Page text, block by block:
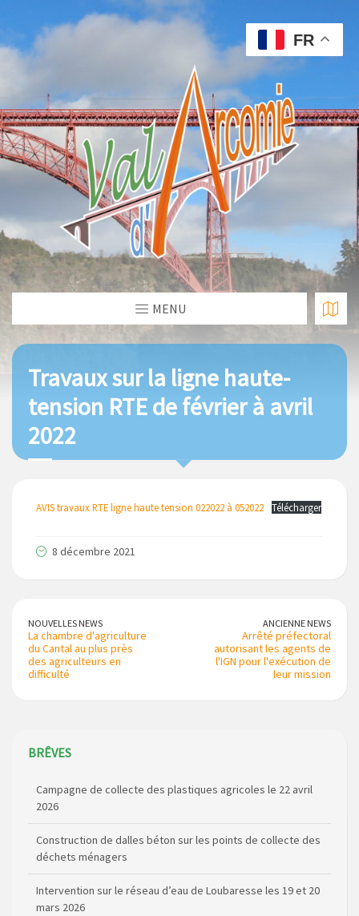
MENU
Travaux sur la ligne haute-
tension RTE de février à avril
2022
AVIS travaux RTE ligne haute tension 022022 à 052022 Télécharger
8 décembre 2021
NOUVELLES NEWS
La chambre d'agriculture
du Cantal au plus près
des agriculteurs en
difficulté
ANCIENNE NEWS
Arrêté préfectoral
autorisant les agents de
l'IGN pour l'exécution de
leur mission
BRÊVES
Campagne de collecte des plastiques agricoles le 22 avril
2026
Construction de dalles béton sur les points de collecte des
déchets ménagers
Intervention sur le réseau d’eau de Loubaresse les 19 et 20
mars 2026
FR